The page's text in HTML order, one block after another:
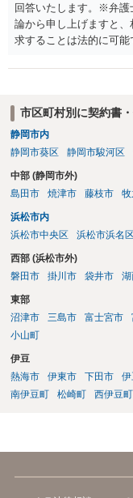
回答いたします。※弁護
論から申し上げますと
求することは法的に可
は成立していません。
です。 分割拒否と一括
払いには同意していな
伝えます。 相手の本名
訴訟など）をとるには、
まず本名や住所の特定を
（Switch2等）の事実も
勢で交渉に臨むのが現
市区町村別に契約書
静岡市内
静岡市葵区
静岡市駿河区
中部 (静岡市外)
島田市
焼津市 藤枝市
浜松市内
浜松市中央区
浜松市浜名
西部 (浜松市外)
磐田市
掛川市 袋井市
東部
沼津市
三島市 富士宮市
小山町
伊豆
熱海市
伊東市 下田市
南伊豆町
松崎町 西伊豆町